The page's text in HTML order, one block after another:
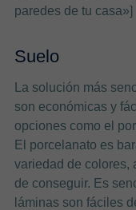
paredes de tu casa»]
Suelo
La solución más
son económicas y
opciones como el
El porcelanato es
variedad de colores,
de conseguir. Es
láminas son fáciles